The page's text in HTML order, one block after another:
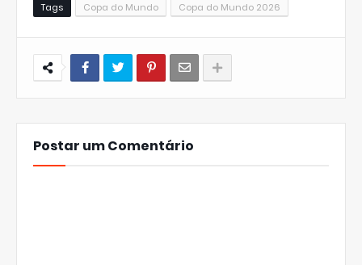
Tags Copa do Mundo Copa do Mundo 2026
Postar um Comentário